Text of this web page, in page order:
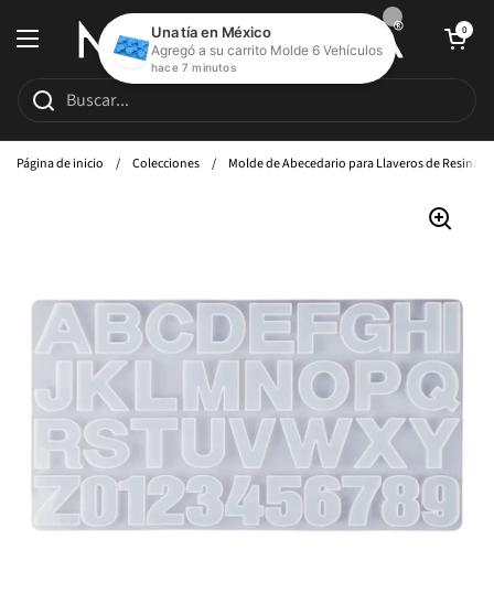
Abrir menú
Abrir carrito de
0
Página de inicio / Colecciones / Molde de Abecedario para Llaveros de Resina